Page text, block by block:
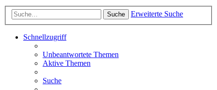
Suche Erweiterte Suche
Schnellzugriff
Unbeantwortete Themen
Aktive Themen
Suche